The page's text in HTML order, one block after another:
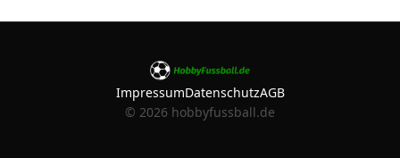
ImpressumDatenschutzAGB
© 2026 hobbyfussball.de